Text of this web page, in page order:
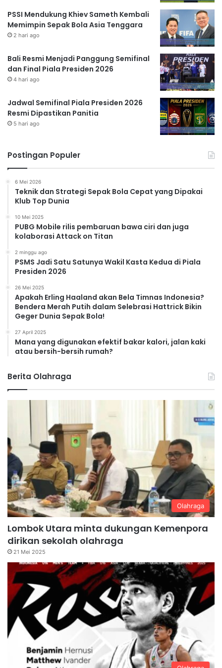
PSSI Mendukung Khiev Sameth Kembali
Memimpin Sepak Bola Asia Tenggara
2 hari ago
Bali Resmi Menjadi Panggung Semifinal
dan Final Piala Presiden 2026
4 hari ago
Jadwal Semifinal Piala Presiden 2026
Resmi Dipastikan Panitia
5 hari ago
Postingan Populer
6 Mei 2026
Teknik dan Strategi Sepak Bola Cepat yang Dipakai
Klub Top Dunia
10 Mei 2025
PUBG Mobile rilis pembaruan bawa ciri dan juga
kolaborasi Attack on Titan
2 minggu ago
PSMS Jadi Satu Satunya Wakil Kasta Kedua di Piala
Presiden 2026
26 Mei 2025
Apakah Erling Haaland akan Bela Timnas Indonesia?
Bendera Merah Putih dalam Selebrasi Hattrick Bikin
Geger Dunia Sepak Bola!
27 April 2025
Mana yang digunakan efektif bakar kalori, jalan kaki
atau bersih-bersih rumah?
Berita Olahraga
Olahraga
Lombok Utara minta dukungan Kemenpora
dirikan sekolah olahraga
21 Mei 2025